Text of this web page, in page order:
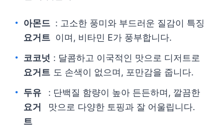
아몬드
요거트
: 고소한 풍미와 부드러운 질감이 특징
이며, 비타민 E가 풍부합니다.
코코넛
요거트
: 달콤하고 이국적인 맛으로 디저트로
도 손색이 없으며, 포만감을 줍니다.
두유
요거
트
: 단백질 함량이 높아 든든하며, 깔끔한
맛으로 다양한 토핑과 잘 어울립니다.